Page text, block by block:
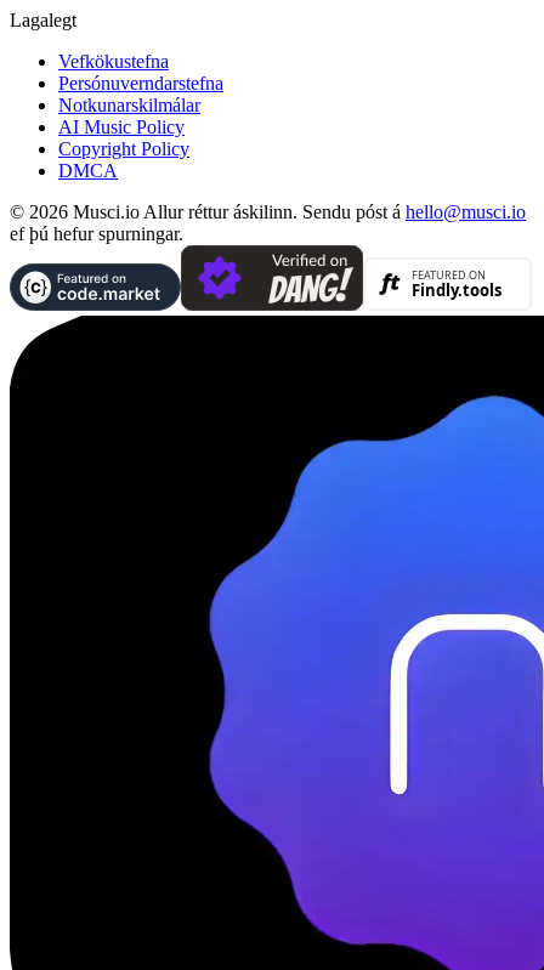
Lagalegt
Vefkökustefna
Persónuverndarstefna
Notkunarskilmálar
AI Music Policy
Copyright Policy
DMCA
© 2026 Musci.io Allur réttur áskilinn. Sendu póst á hello@musci.io
ef þú hefur spurningar.